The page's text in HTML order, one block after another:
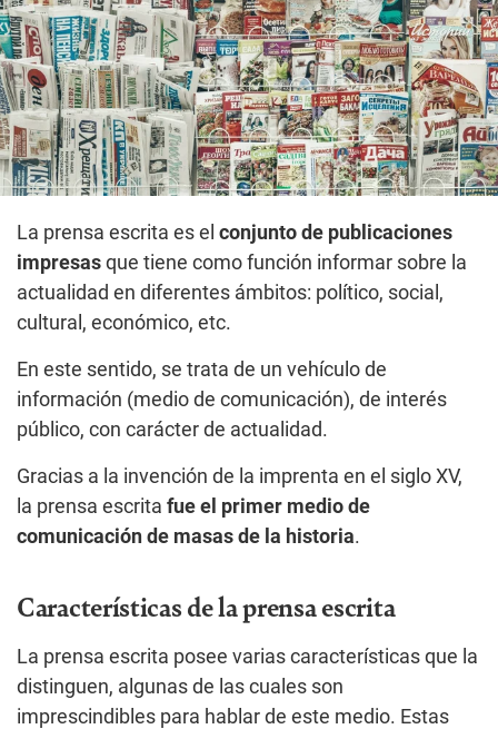
La prensa escrita es el conjunto de publicaciones
impresas que tiene como función informar sobre la
actualidad en diferentes ámbitos: político, social,
cultural, económico, etc.
En este sentido, se trata de un vehículo de
información (medio de comunicación), de interés
público, con carácter de actualidad.
Gracias a la invención de la imprenta en el siglo XV,
la prensa escrita fue el primer medio de
comunicación de masas de la historia.
Características de la prensa escrita
La prensa escrita posee varias características que la
distinguen, algunas de las cuales son
imprescindibles para hablar de este medio. Estas